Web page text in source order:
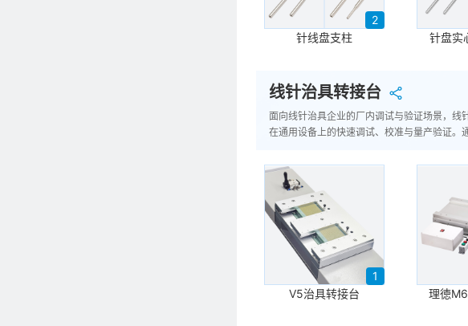
针线盘支柱
2
针盘实
线针治具转接台
面向线针治具企业的厂内调试与验证场景，
在通用设备上的快速调试、校准与量产验证。
V5治具转接台
1
理徳